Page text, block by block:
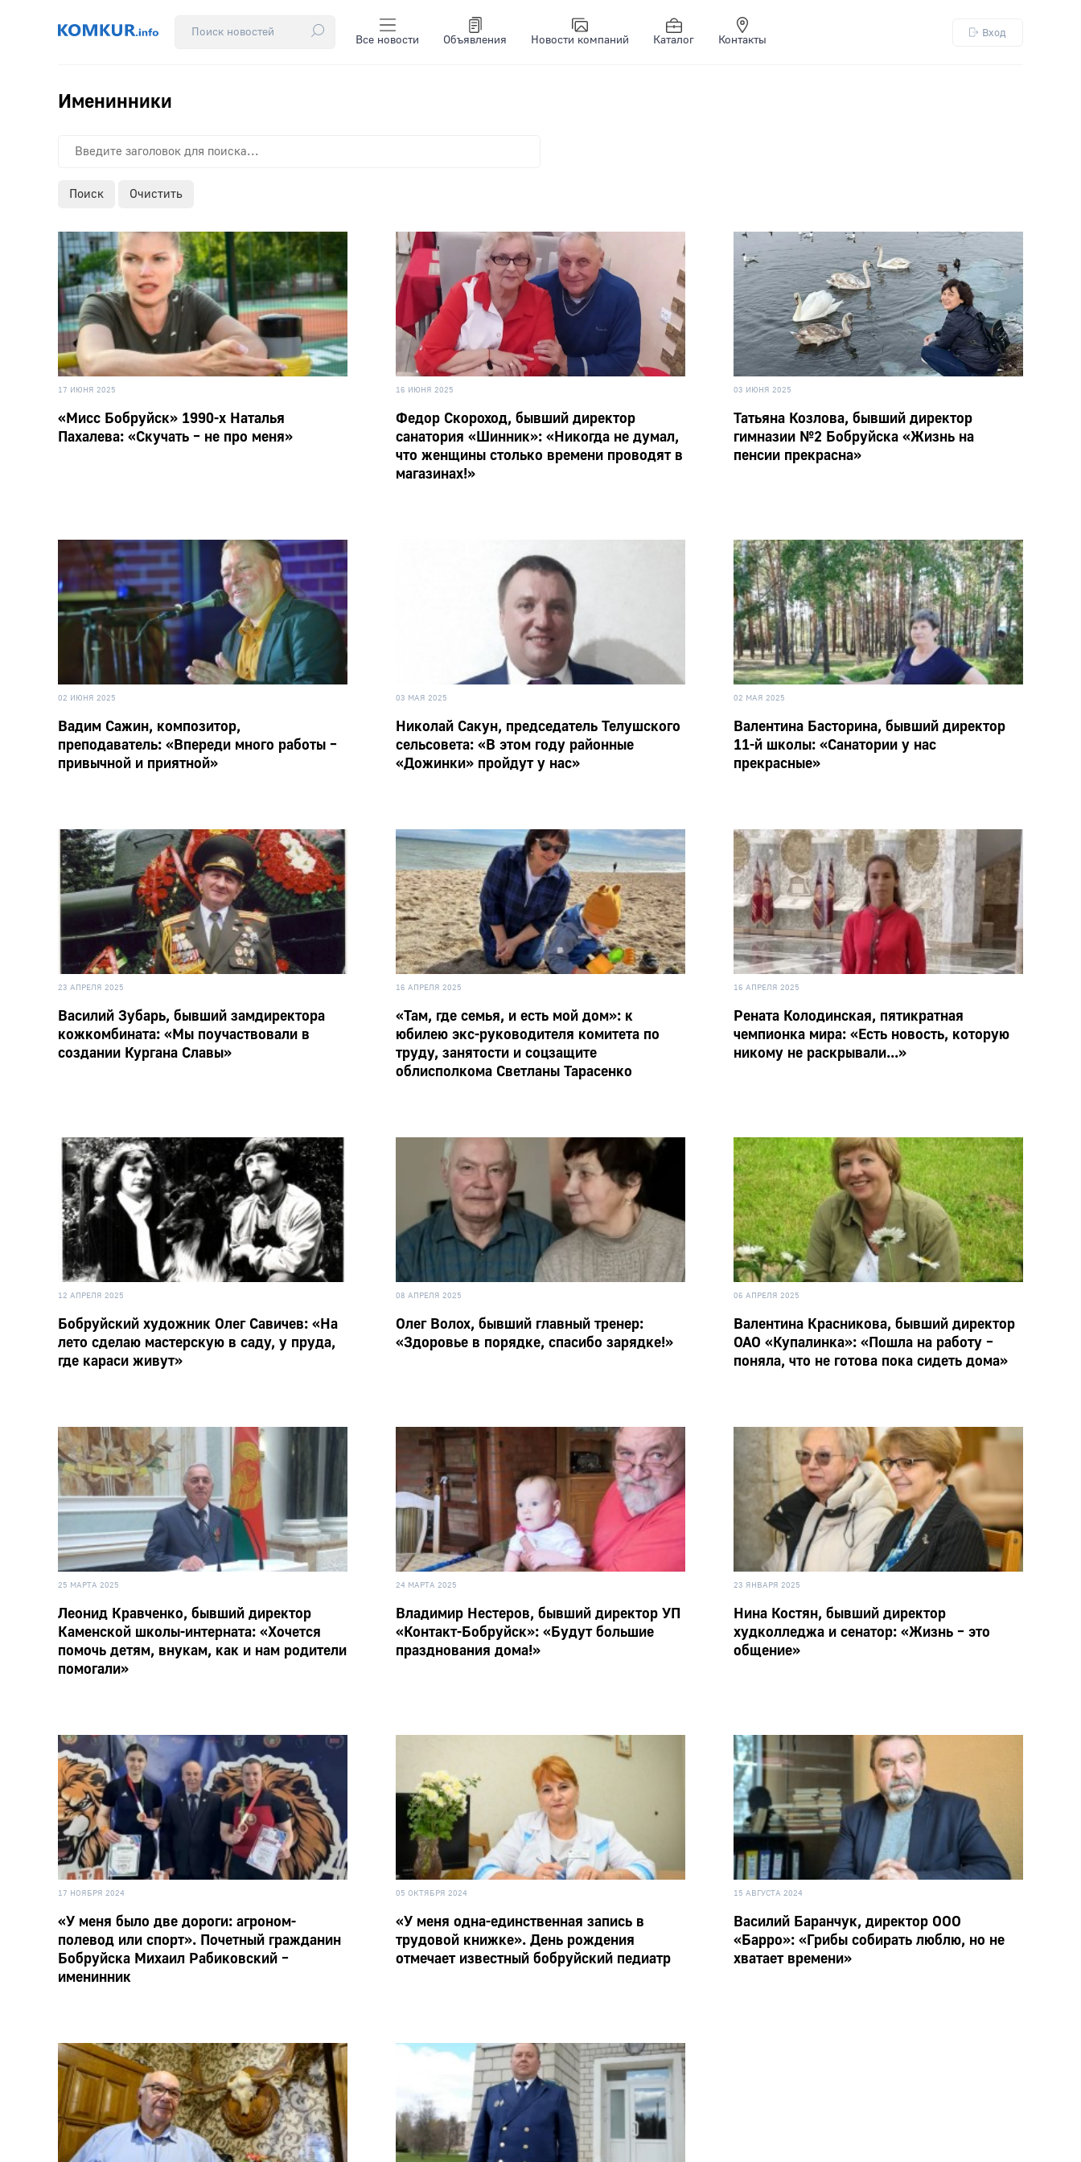
Все новости Объявления Новости компаний Каталог Контакты
Вход
Именинники
Поиск Очистить
17 ИЮНЯ 2025
«Мисс Бобруйск» 1990-х Наталья
Пахалева: «Скучать – не про меня»
16 ИЮНЯ 2025
Федор Скороход, бывший директор
санатория «Шинник»: «Никогда не думал,
что женщины столько времени проводят в
магазинах!»
03 ИЮНЯ 2025
Татьяна Козлова, бывший директор
гимназии №2 Бобруйска «Жизнь на
пенсии прекрасна»
02 ИЮНЯ 2025
Вадим Сажин, композитор,
преподаватель: «Впереди много работы –
привычной и приятной»
03 МАЯ 2025
Николай Сакун, председатель Телушского
сельсовета: «В этом году районные
«Дожинки» пройдут у нас»
02 МАЯ 2025
Валентина Басторина, бывший директор
11-й школы: «Санатории у нас
прекрасные»
23 АПРЕЛЯ 2025
Василий Зубарь, бывший замдиректора
кожкомбината: «Мы поучаствовали в
создании Кургана Славы»
16 АПРЕЛЯ 2025
«Там, где семья, и есть мой дом»: к
юбилею экс-руководителя комитета по
труду, занятости и соцзащите
облисполкома Светланы Тарасенко
16 АПРЕЛЯ 2025
Рената Колодинская, пятикратная
чемпионка мира: «Есть новость, которую
никому не раскрывали...»
12 АПРЕЛЯ 2025
Бобруйский художник Олег Савичев: «На
лето сделаю мастерскую в саду, у пруда,
где караси живут»
08 АПРЕЛЯ 2025
Олег Волох, бывший главный тренер:
«Здоровье в порядке, спасибо зарядке!»
06 АПРЕЛЯ 2025
Валентина Красникова, бывший директор
ОАО «Купалинка»: «Пошла на работу –
поняла, что не готова пока сидеть дома»
25 МАРТА 2025
Леонид Кравченко, бывший директор
Каменской школы-интерната: «Хочется
помочь детям, внукам, как и нам родители
помогали»
24 МАРТА 2025
Владимир Нестеров, бывший директор УП
«Контакт-Бобруйск»: «Будут большие
празднования дома!»
23 ЯНВАРЯ 2025
Нина Костян, бывший директор
худколледжа и сенатор: «Жизнь – это
общение»
17 НОЯБРЯ 2024
«У меня было две дороги: агроном-
полевод или спорт». Почетный гражданин
Бобруйска Михаил Рабиковский –
именинник
05 ОКТЯБРЯ 2024
«У меня одна-единственная запись в
трудовой книжке». День рождения
отмечает известный бобруйский педиатр
15 АВГУСТА 2024
Василий Баранчук, директор ООО
«Барро»: «Грибы собирать люблю, но не
хватает времени»